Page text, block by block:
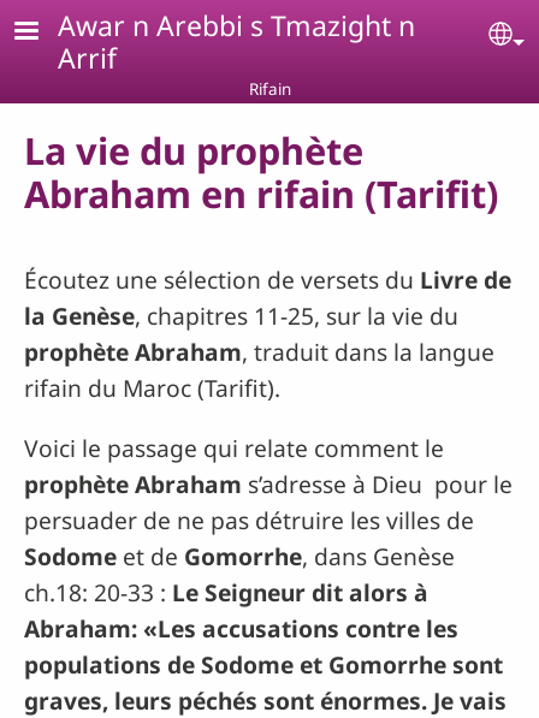
Aller au contenu principal
Awar n Arebbi s Tmazight n
Arrif
Rifain
La vie du prophète
Abraham en rifain (Tarifit)
Écoutez une sélection de versets du Livre de
la Genèse, chapitres 11-25, sur la vie du
prophète Abraham, traduit dans la langue
rifain du Maroc (Tarifit).
Voici le passage qui relate comment le
prophète Abraham s’adresse à Dieu pour le
persuader de ne pas détruire les villes de
Sodome et de Gomorrhe, dans Genèse
ch.18: 20-33 : Le Seigneur dit alors à
Abraham: «Les accusations contre les
populations de Sodome et Gomorrhe sont
graves, leurs péchés sont énormes. Je vais